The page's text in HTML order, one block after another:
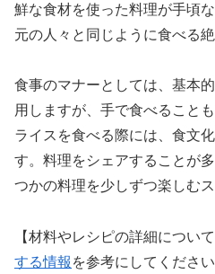
鮮な食材を使った料理が手頃
元の人々と同じように食べる
食事のマナーとしては、基本
用しますが、手で食べること
ライスを食べる際には、食文
す。料理をシェアすることが
つかの料理を少しずつ楽しむ
【材料やレシピの詳細につい
する情報 を参考にしてください